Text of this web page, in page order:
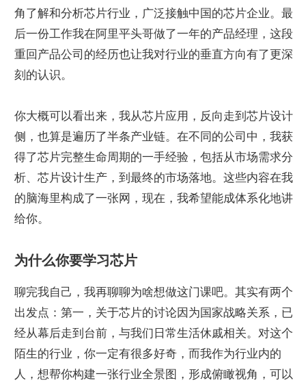
角了解和分析芯片行业，广泛接触中国的芯片企业。最
后一份工作我在阿里平头哥做了一年的产品经理，这段
重回产品公司的经历也让我对行业的垂直方向有了更深
刻的认识。
你大概可以看出来，我从芯片应用，反向走到芯片设计
侧，也算是遍历了半条产业链。在不同的公司中，我获
得了芯片完整生命周期的一手经验，包括从市场需求分
析、芯片设计生产，到最终的市场落地。这些内容在我
的脑海里构成了一张网，现在，我希望能成体系化地讲
给你。
为什么你要学习芯片
聊完我自己，我再聊聊为啥想做这门课吧。其实有两个
出发点：第一，关于芯片的讨论因为国家战略关系，已
经从幕后走到台前，与我们日常生活休戚相关。对这个
陌生的行业，你一定有很多好奇，而我作为行业内的
人，想帮你构建一张行业全景图，形成俯瞰视角，可以